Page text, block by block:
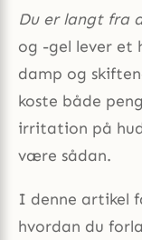
Du er langt fra
og -gel lever et
damp og
koste både
irritation på
være sådan.
I denne artikel
hvordan du